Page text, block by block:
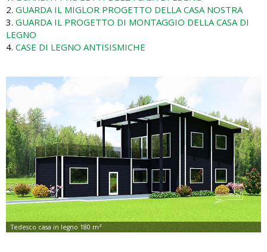
2. GUARDA IL MIGLOR PROGETTO DELLA CASA NOSTRA
3. GUARDA IL PROGETTO DI MONTAGGIO DELLA CASA DI
LEGNO
4. CASE DI LEGNO ANTISISMICHE